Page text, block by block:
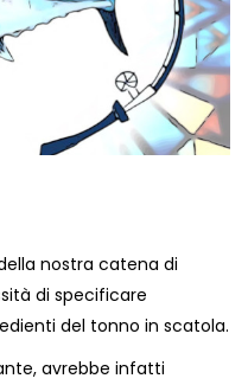
nostra catena di
di specificare
del tonno in scatola.
avrebbe infatti